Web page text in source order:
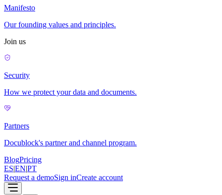
Manifesto
Our founding values and principles.
Join us
Security
How we protect your data and documents.
Partners
Docublock's partner and channel program.
BlogPricing
ES|EN|PT
Request a demoSign inCreate account